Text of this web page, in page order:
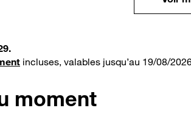
incluses, valables jusqu’au 19/08/
moment